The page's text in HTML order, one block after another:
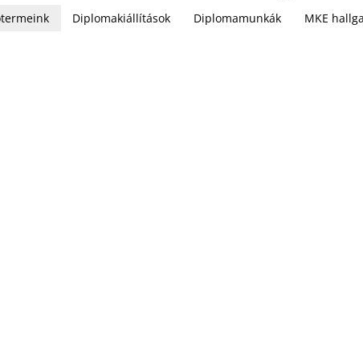
Diplomakiállítások Diplomamunkák
MKE